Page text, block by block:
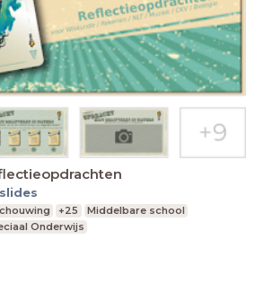
slides
+25
Middelbare school
Onderwijs